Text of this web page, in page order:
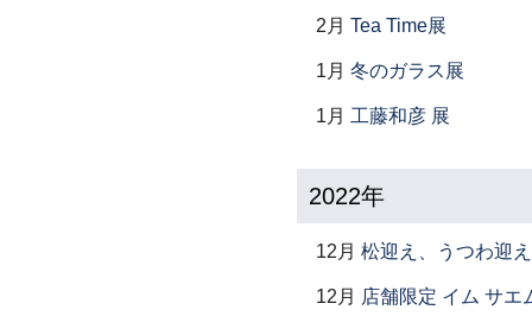
2月 Tea Time展
1月 冬のガラス展
1月 工藤和彦 展
2022年
12月 松迎え、うつわ迎
12月 店舗限定 イム サ